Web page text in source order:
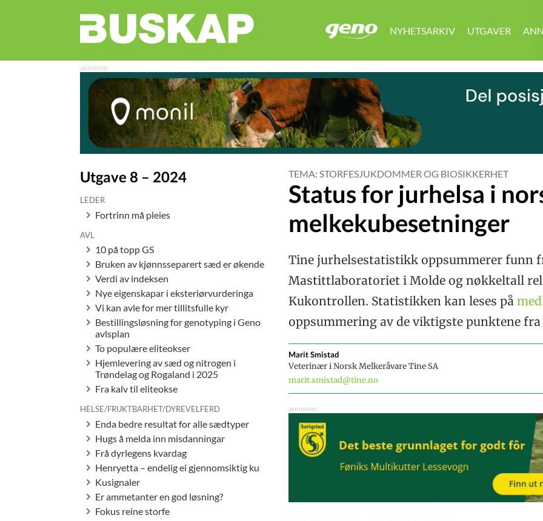
GENO NYHETSARKIV UTGAVER
Utgave 8 – 2024
LEDER
Fortrinn må pleies
AVL
10 på topp GS
Bruken av kjønnsseparert sæd er økende
Verdi av indeksen
Nye eigenskapar i eksteriørvurderinga
Vi kan avle for mer tillitsfulle kyr
Bestillingsløsning for genotyping i Geno
avlsplan
To populære eliteokser
Hjemlevering av sæd og nitrogen i
Trøndelag og Rogaland i 2025
Fra kalv til eliteokse
HELSE/FRUKTBARHET/DYREVELFERD
Enda bedre resultat for alle sædtyper
Hugs å melda inn misdanningar
Frå dyrlegens kvardag
Henryetta – endelig ei gjennomsiktig ku
Kusignaler
Er ammetanter en god løsning?
Fokus reine storfe
TEMA: STORFESJUKDOMMER OG BIOSIKKERHET
Status for jurhelsa i
melkekubesetninger
Tine jurhelsestatistikk oppsummerer funn
Mastittlaboratoriet i Molde og nøkkeltall
Kukontrollen. Statistikken kan leses på
oppsummering av de viktigste punktene fra
MaritSmistad
Veterinær i Norsk Melkeråvare Tine SA
marit.smistad@tine.no